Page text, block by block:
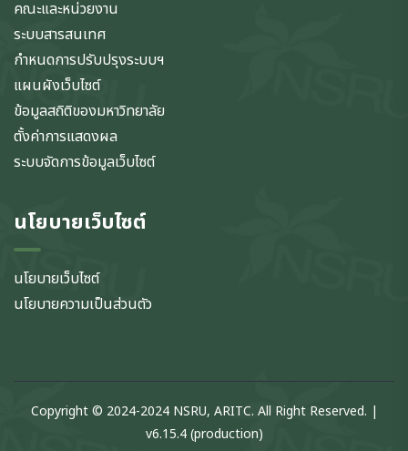
คณะและหน่วยงาน
ระบบสารสนเทศ
กำหนดการปรับปรุงระบบฯ
แผนผังเว็บไซต์
ข้อมูลสถิติของมหาวิทยาลัย
ตั้งค่าการแสดงผล
ระบบจัดการข้อมูลเว็บไซต์
นโยบายเว็บไซต์
นโยบายเว็บไซต์
นโยบายความเป็นส่วนตัว
Copyright © 2024-2024 NSRU, ARITC. All Right Reserved. |
v6.15.4 (production)